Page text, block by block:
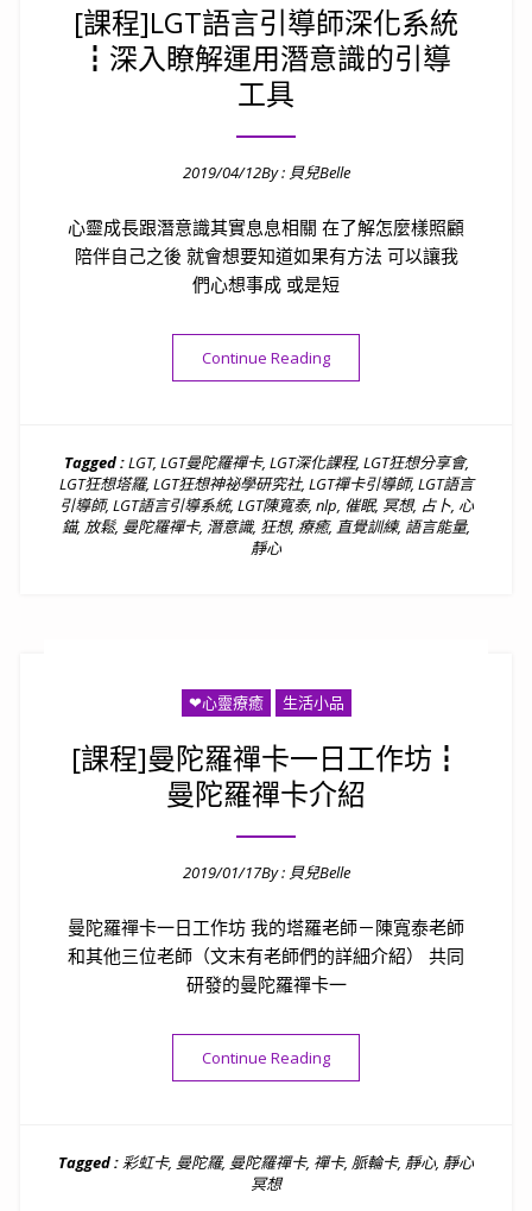
[課程]LGT語言引導師深化系統
┇深入瞭解運用潛意識的引導
工具
2019/04/12By : 貝兒Belle
心靈成長跟潛意識其實息息相關 在了解怎麼樣照顧
陪伴自己之後 就會想要知道如果有方法 可以讓我
們心想事成 或是短
Continue Reading“[課程]LGT語言引導師深化
Tagged :LGT, LGT曼陀羅禪卡, LGT深化課程, LGT狂想分享會,
LGT狂想塔羅, LGT狂想神祕學研究社, LGT禪卡引導師, LGT語言
引導師, LGT語言引導系統, LGT陳寬泰, nlp, 催眠, 冥想, 占卜, 心
錨, 放鬆, 曼陀羅禪卡, 潛意識, 狂想, 療癒, 直覺訓練, 語言能量,
靜心
❤心靈療癒 生活小品
[課程]曼陀羅禪卡一日工作坊┇
曼陀羅禪卡介紹
2019/01/17By : 貝兒Belle
曼陀羅禪卡一日工作坊 我的塔羅老師－陳寬泰老師
和其他三位老師（文末有老師們的詳細介紹） 共同
研發的曼陀羅禪卡一
Continue Reading“[課程]曼陀羅禪卡一日工作
Tagged :彩虹卡, 曼陀羅, 曼陀羅禪卡, 禪卡, 脈輪卡, 靜心, 靜心
冥想